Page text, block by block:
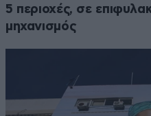
5 περιοχές, σε
μηχανισμός